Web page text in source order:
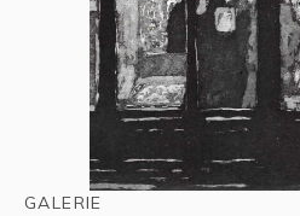
GALERIE